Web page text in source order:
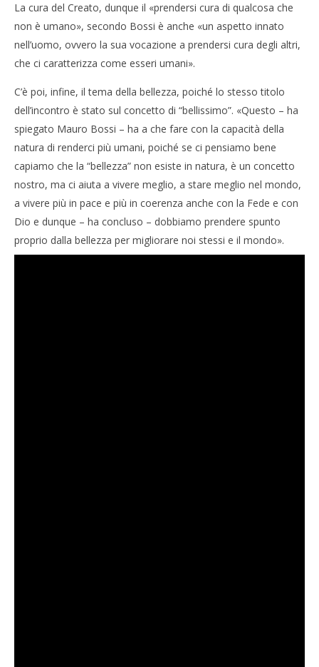
La cura del Creato, dunque il «prendersi cura di qualcosa che
non è umano», secondo Bossi è anche «un aspetto innato
nell’uomo, ovvero la sua vocazione a prendersi cura degli altri,
che ci caratterizza come esseri umani».
C’è poi, infine, il tema della bellezza, poiché lo stesso titolo
dell’incontro è stato sul concetto di “bellissimo”. «Questo – ha
spiegato Mauro Bossi – ha a che fare con la capacità della
natura di renderci più umani, poiché se ci pensiamo bene
capiamo che la “bellezza” non esiste in natura, è un concetto
nostro, ma ci aiuta a vivere meglio, a stare meglio nel mondo,
a vivere più in pace e più in coerenza anche con la Fede e con
Dio e dunque – ha concluso – dobbiamo prendere spunto
proprio dalla bellezza per migliorare noi stessi e il mondo».